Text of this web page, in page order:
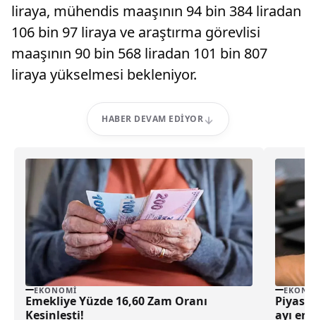
liraya, mühendis maaşının 94 bin 384 liradan
106 bin 97 liraya ve araştırma görevlisi
maaşının 90 bin 568 liradan 101 bin 807
liraya yükselmesi bekleniyor.
HABER DEVAM EDIYOR
EKONOMI
Emekliye Yüzde 16,60 Zam Oranı
Kesinleşti!
ayı